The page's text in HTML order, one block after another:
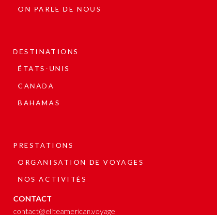
ON PARLE DE NOUS
DESTINATIONS
ÉTATS-UNIS
CANADA
BAHAMAS
PRESTATIONS
ORGANISATION DE VOYAGES
NOS ACTIVITÉS
CONTACT
contact@eliteamerican.voyage